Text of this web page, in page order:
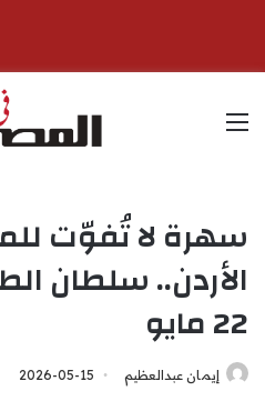
القائمة
سهرة لا تُفوّت
الأردن.. سلطان
22 مايو
إيمان عبدالعظيم 2026-05-15